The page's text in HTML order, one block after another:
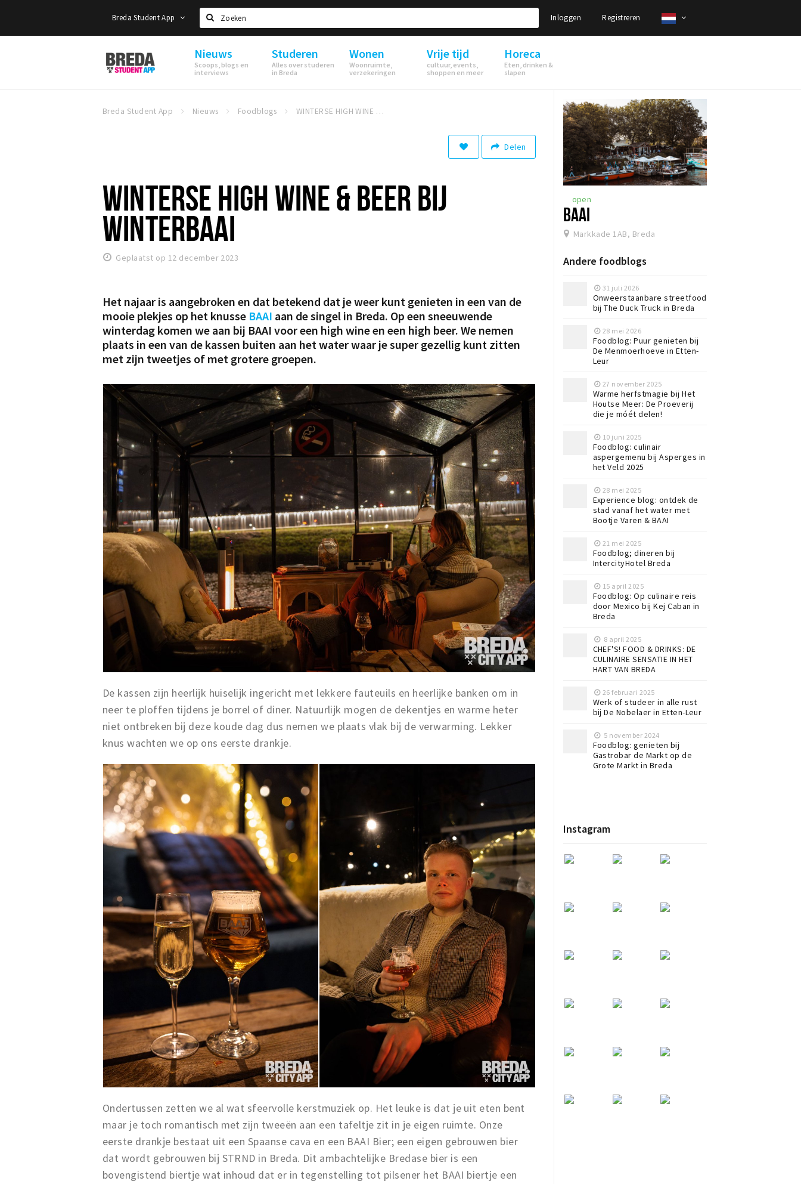
Breda Student App
Zoeken
Inloggen Registreren
Breda
Student
Nieuws
Scoops, blogs en
interviews
Studeren
Alles over studeren
in Breda
Wonen
Woonruimte,
verzekeringen
Vrije tijd
cultuur, events,
shoppen en meer
Horeca
Eten, drinken &
slapen
Breda Student App Nieuws Foodblogs WINTERSE HIGH WINE & BEER BIJ WINTERBAAI
Delen
WINTERSE HIGH WINE & BEER BIJ
WINTERBAAI
Geplaatst op 12 december 2023
Het najaar is aangebroken en dat betekend dat je weer kunt genieten in een van de
mooie plekjes op het knusse BAAI aan de singel in Breda. Op een sneeuwende
winterdag komen we aan bij BAAI voor een high wine en een high beer. We nemen
plaats in een van de kassen buiten aan het water waar je super gezellig kunt zitten
met zijn tweetjes of met grotere groepen.
De kassen zijn heerlijk huiselijk ingericht met lekkere fauteuils en heerlijke banken om in
neer te ploffen tijdens je borrel of diner. Natuurlijk mogen de dekentjes en warme heter
niet ontbreken bij deze koude dag dus nemen we plaats vlak bij de verwarming. Lekker
knus wachten we op ons eerste drankje.
Ondertussen zetten we al wat sfeervolle kerstmuziek op. Het leuke is dat je uit eten bent
maar je toch romantisch met zijn tweeën aan een tafeltje zit in je eigen ruimte. Onze
eerste drankje bestaat uit een Spaanse cava en een BAAI Bier; een eigen gebrouwen bier
dat wordt gebrouwen bij STRND in Breda. Dit ambachtelijke Bredase bier is een
bovengistend biertje wat inhoud dat er in tegenstelling tot pilsener het BAAI biertje een
open
BAAI
Markkade 1AB, Breda
Andere foodblogs
31 juli 2026
Onweerstaanbare streetfood
bij The Duck Truck in Breda
28 mei 2026
Foodblog: Puur genieten bij
De Menmoerhoeve in Etten-
Leur
27 november 2025
Warme herfstmagie bij Het
Houtse Meer: De Proeverij
die je móét delen!
10 juni 2025
Foodblog: culinair
aspergemenu bij Asperges in
het Veld 2025
28 mei 2025
Experience blog: ontdek de
stad vanaf het water met
Bootje Varen & BAAI
21 mei 2025
Foodblog; dineren bij
IntercityHotel Breda
15 april 2025
Foodblog: Op culinaire reis
door Mexico bij Kej Caban in
Breda
8 april 2025
CHEF'S! FOOD & DRINKS: DE
CULINAIRE SENSATIE IN HET
HART VAN BREDA
26 februari 2025
Werk of studeer in alle rust
bij De Nobelaer in Etten-Leur
5 november 2024
Foodblog: genieten bij
Gastrobar de Markt op de
Grote Markt in Breda
Instagram